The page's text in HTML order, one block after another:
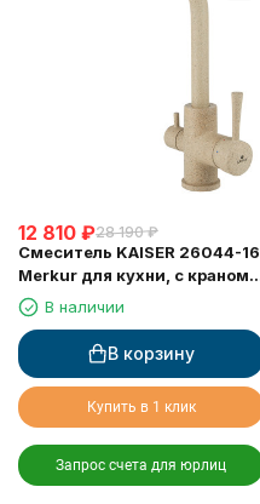
12 810 ₽28 190 ₽
Смеситель KAISER 26044-16
Merkur для кухни, с краном
для питьевой воды,
песочный мрамор
В наличии
В корзину
Купить в 1 клик
Запрос счета для юрлиц